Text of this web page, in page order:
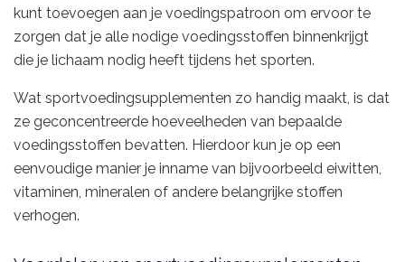
kunt toevoegen aan je voedingspatroon om ervoor te
zorgen dat je alle nodige voedingsstoffen binnenkrijgt
die je lichaam nodig heeft tijdens het sporten.
Wat sportvoedingsupplementen zo handig maakt, is dat
ze geconcentreerde hoeveelheden van bepaalde
voedingsstoffen bevatten. Hierdoor kun je op een
eenvoudige manier je inname van bijvoorbeeld eiwitten,
vitaminen, mineralen of andere belangrijke stoffen
verhogen.